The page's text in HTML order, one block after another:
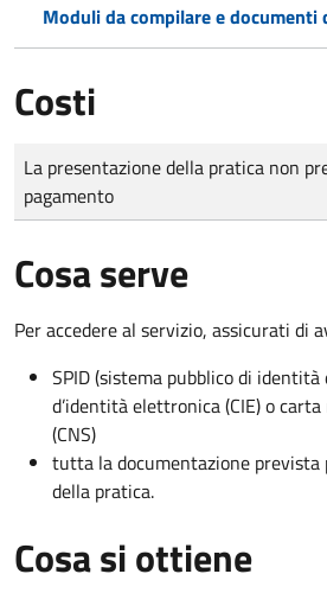
Moduli da compilare e documenti
Costi
Tipo di pagamento
Importo
La presentazione della pratica non
pagamento
Cosa serve
Per accedere al servizio, assicurati di
SPID (sistema pubblico di
d’identità elettronica (CIE) o
(CNS)
tutta la documentazione prevista
della pratica.
Cosa si ottiene